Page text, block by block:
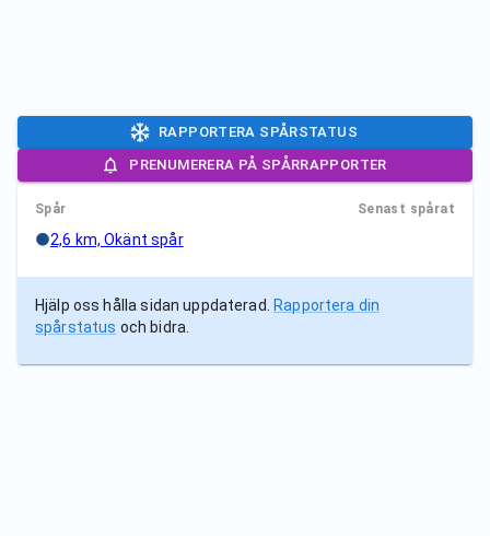
RAPPORTERA SPÅRSTATUS
PRENUMERERA PÅ SPÅRRAPPORTER
Spår Senast spårat
2,6 km, Okänt spår
Hjälp oss hålla sidan uppdaterad.
Rapportera din
spårstatus och bidra.